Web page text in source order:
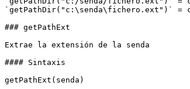
`getPathDir("c:\senda\fichero.ext")` =
### getPathExt
Extrae la extensión de la senda
#### Sintaxis
getPathExt(senda)